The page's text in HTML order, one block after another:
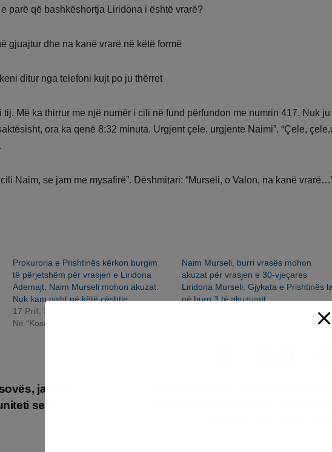
parë që bashkëshortja Liridona i është vrarë?
gjuajtur dhe na kanë vrarë në këtë formë
ditur nga telefoni kujt po ju thërret
Më ka thirrur me një numër i cili në fund përfundon me numrin 417. Nuk
ora ka qenë 8:32 minuta. Urgjent çele, urgjente Naimi”. “Çele,
Naim, se jam me mysafirë”. Dëshmitari: “Murseli, o Valon, na kanë
Prokuroria e Prishtinës kërkon burgim
të përjetshëm për vrasjen e Liridona
Ademajt, Naim Murseli mohon akuzat:
Nuk kam gisht në këtë çështje
17 Prill, 2026
Në “Kosova”
Naim Murseli, burri vrasës mohon
akuzat për vrasjen e 30-vjeçares
Liridona Murseli. Gjykata e Prishtinës
në burg 3 të akuzuarit.
ja kush
serb